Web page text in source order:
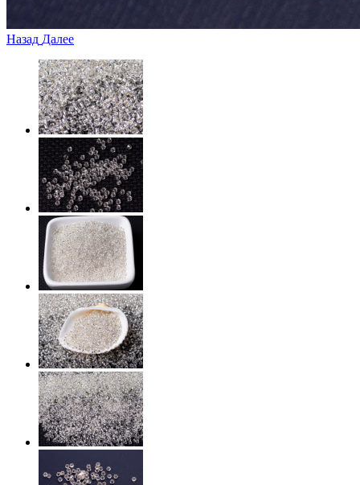
Назад Далее